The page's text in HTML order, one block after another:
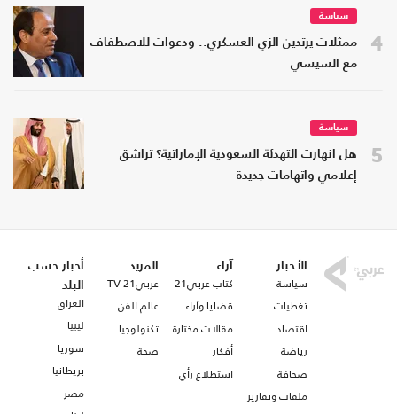
4
سياسة
ممثلات يرتدين الزي العسكري.. ودعوات للاصطفاف
مع السيسي
5
سياسة
هل انهارت التهدئة السعودية الإماراتية؟ تراشق
إعلامي واتهامات جديدة
الأخبار
سياسة
تغطيات
اقتصاد
رياضة
صحافة
ملفات وتقارير
آراء
كتاب عربي21
قضايا وآراء
مقالات مختارة
أفكار
استطلاع رأي
المزيد
عربي21 TV
عالم الفن
تكنولوجيا
صحة
أخبار حسب
البلد
العراق
ليبيا
سوريا
بريطانيا
مصر